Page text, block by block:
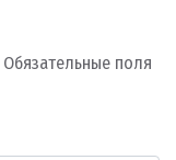
Обязательные поля